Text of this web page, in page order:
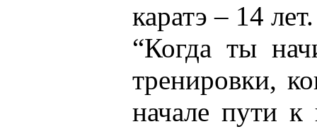
каратэ – 14 лет.
“Когда ты
тренировки,
начале пути к